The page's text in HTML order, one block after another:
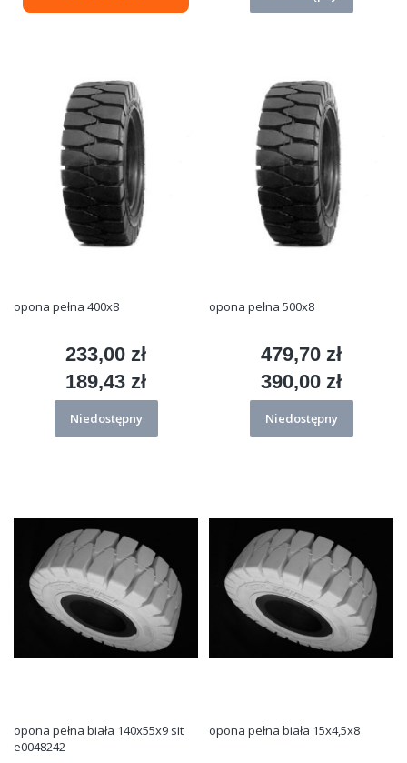
opona pełna 400x8
Cena
233,00 zł
Cena
189,43 zł
Niedostępny
opona pełna 500x8
Cena
479,70 zł
Cena
390,00 zł
Niedostępny
opona pełna biała 140x55x9 sit
e0048242
opona pełna biała 15x4,5x8